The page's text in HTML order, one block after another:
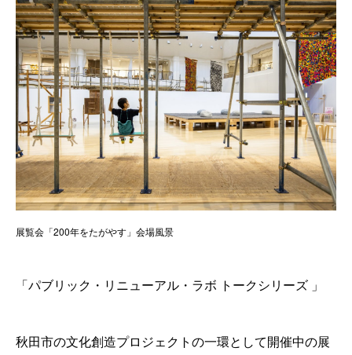
展覧会「200年をたがやす」会場風景
「パブリック・リニューアル・ラボ トークシリーズ 」
秋田市の文化創造プロジェクトの一環として開催中の展